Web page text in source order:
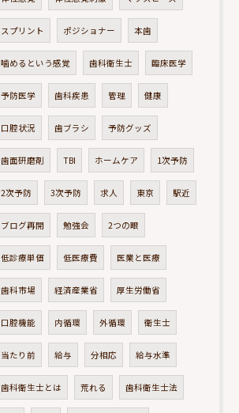
スプリント ポジショナー 本歯
噛めるという感覚 歯科衛生士 臨床医学
予防医学 歯科疾患 管理 健康
口腔状況 歯ブラシ 予防グッズ
歯面研磨剤 TBI ホームケア 1次予防
2次予防 3次予防 求人 東京 駅近
ブログ再開 勉強会 2つの眼
低診療単価 低医療費 医業と医療
歯科市場 経済産業省 厚生労働省
口腔機能 内循環 外循環 衛生士
当たり前 給与 分相応 給与水準
歯科衛生士とは 荒れる 歯科衛生士法